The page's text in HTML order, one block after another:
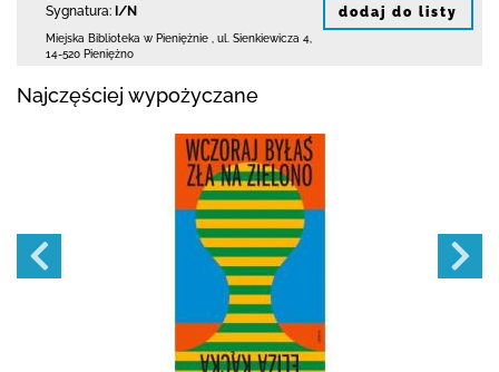
Sygnatura: I/N
Miejska Biblioteka w Pieniężnie ul. Sienkiewicza 4
14-520 Pieniężno
dodaj do listy
Najczęściej wypożyczane